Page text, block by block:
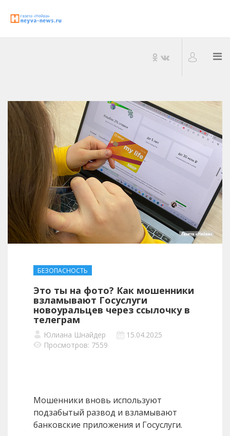
БЕЗОПАСНОСТЬ
Это ты на фото? Как мошенники
взламывают Госуслуги
новоуральцев через ссылочку в
телеграм
Юлиана Шнайдер
15.04.2025
Просмотров: 7559
Мошенники вновь используют
подзабытый развод и взламывают
банковские приложения и Госуслуги.